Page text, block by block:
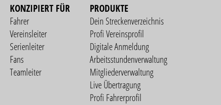
KONZIPIERT FÜR
Fahrer
Vereinsleiter
Serienleiter
Fans
Teamleiter
PRODUKTE
Dein Streckenverzeichnis
Profi Vereinsprofil
Digitale Anmeldung
Arbeitsstundenverwaltung
Mitgliederverwaltung
Live Übertragung
Profi Fahrerprofil